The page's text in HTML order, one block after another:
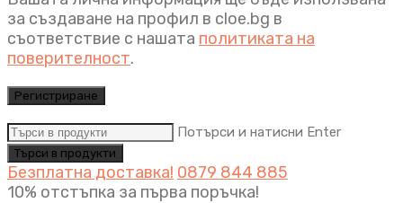
за създаване на профил в cloe.bg в
съответствие с нашата политиката на
поверителност.
Регистриране
Потърси и натисни Enter
Безплатна доставка! 0879 844 885
10% отстъпка за първа поръчка!